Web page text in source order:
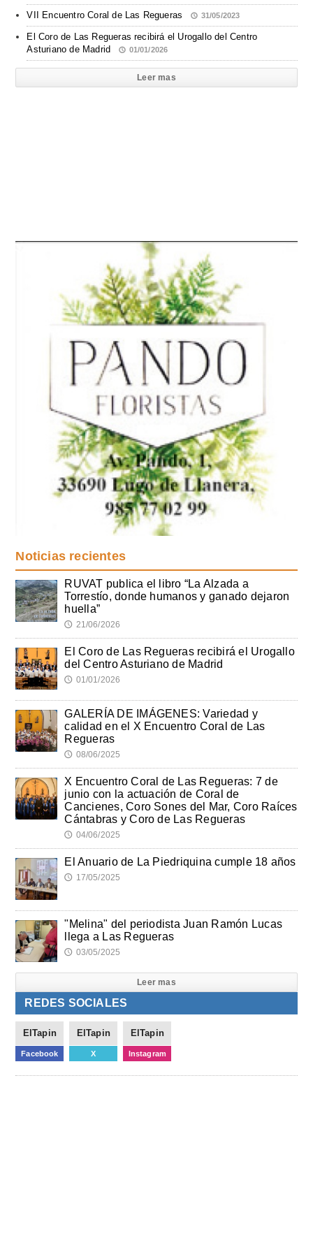
VII Encuentro Coral de Las Regueras 31/05/2023
El Coro de Las Regueras recibirá el Urogallo del Centro
Asturiano de Madrid
01/01/2026
Leer mas
Noticias recientes
RUVAT publica el libro “La Alzada a
Torrestío, donde humanos y ganado dejaron
huella”
🕔 21/06/2026
El Coro de Las Regueras recibirá el Urogallo
del Centro Asturiano de Madrid
🕔 01/01/2026
GALERÍA DE IMÁGENES: Variedad y
calidad en el X Encuentro Coral de Las
Regueras
🕔 08/06/2025
X Encuentro Coral de Las Regueras: 7 de
junio con la actuación de Coral de
Cancienes, Coro Sones del Mar, Coro Raíces
Cántabras y Coro de Las Regueras
🕔 04/06/2025
El Anuario de La Piedriquina cumple 18 años
🕔 17/05/2025
"Melina" del periodista Juan Ramón Lucas
llega a Las Regueras
🕔 03/05/2025
Leer mas
REDES SOCIALES
ElTapin
Facebook
ElTapin
X
ElTapin
Instagram